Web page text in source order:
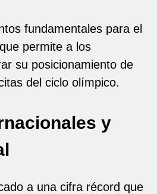
fundamentales para el
permite a los
su posicionamiento de
del ciclo olímpico.
y
a una cifra récord que